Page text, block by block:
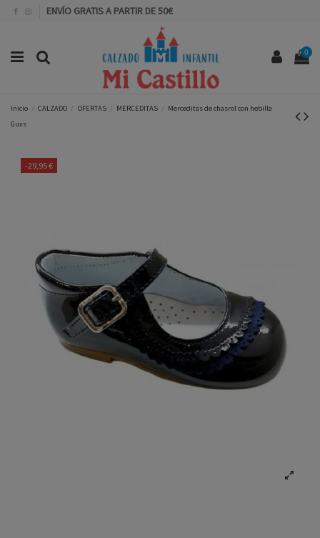
ENVÍO GRATIS A PARTIR DE 50€
0
Inicio CALZADO OFERTAS MERCEDITAS
Merceditas de chasrol con hebilla
Guxs
-29,95 €